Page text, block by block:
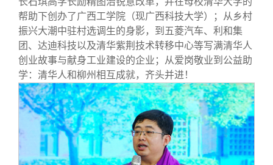
帮助下创办了广西工学院（现广西科技大学）；从乡村
振兴大潮中驻村选调生的身影，到五菱汽车、利和集
团、达迪科技以及清华紫荆技术转移中心等写满清华人
创业故事与献身工业建设的企业；从爱岗敬业到公益助
学：清华人和柳州相互成就，齐头并进！